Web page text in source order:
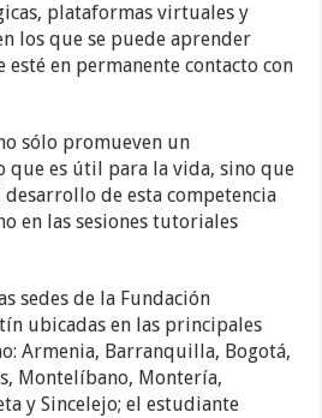
plataformas virtuales y
los que se puede aprender
en permanente contacto con
sólo promueven un
que es útil para la vida, sino que
de esta competencia
en las sesiones tutoriales
sedes de la Fundación
ubicadas en las principales
Armenia, Barranquilla, Bogotá,
Montelíbano, Montería,
y Sincelejo; el estudiante